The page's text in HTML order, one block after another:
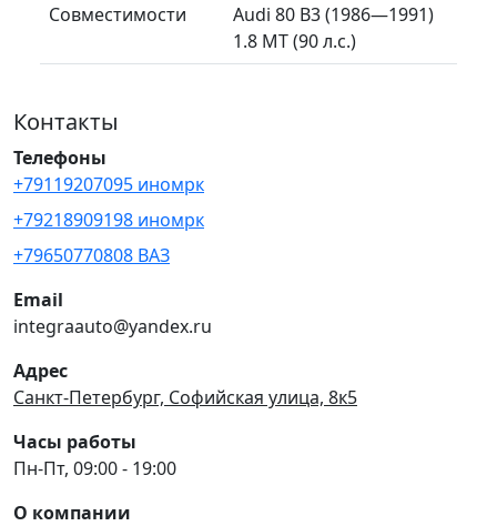
Совместимости
Audi 80 B3 (1986—1991)
1.8 MT (90 л.с.)
Контакты
Телефоны
+79119207095 иномрк
+79218909198 иномрк
+79650770808 ВАЗ
Email
integraauto@yandex.ru
Адрес
Санкт-Петербург, Софийская улица, 8к5
Часы работы
Пн-Пт, 09:00 - 19:00
О компании